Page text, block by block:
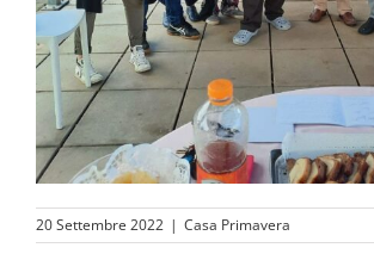
20 Settembre 2022 | Casa Primavera